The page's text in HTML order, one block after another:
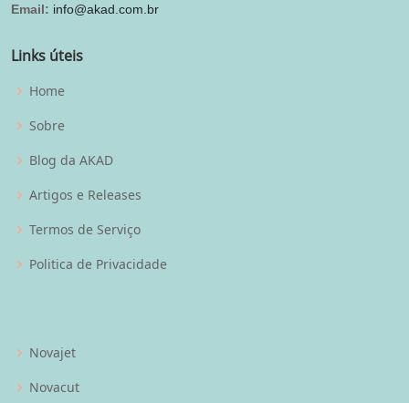
Email: info@akad.com.br
Links úteis
Home
Sobre
Blog da AKAD
Artigos e Releases
Termos de Serviço
Politica de Privacidade
Novajet
Novacut